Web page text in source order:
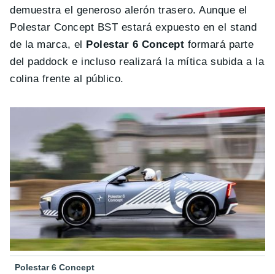
demuestra el generoso alerón trasero. Aunque el
Polestar Concept BST estará expuesto en el stand
de la marca, el
Polestar 6 Concept formará parte
del paddock e incluso realizará la mítica subida a la
colina frente al público.
Polestar 6 Concept